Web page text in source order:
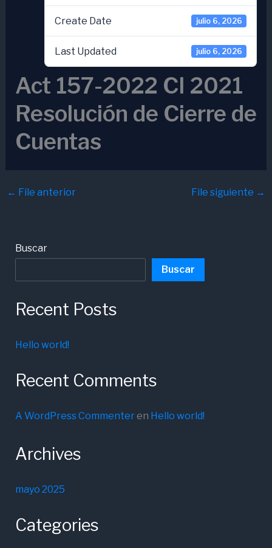
Create Date julio 6, 2026
Last Updated julio 6, 2026
Act 157-2022 CI 2021
Resolución de Cierre de
Cuentas
← File anterior File siguiente →
Buscar
Buscar
Recent Posts
Hello world!
Recent Comments
A WordPress Commenteren Hello world!
Archives
mayo 2025
Categories